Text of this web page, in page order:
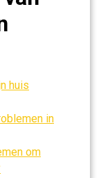
huis
in
om